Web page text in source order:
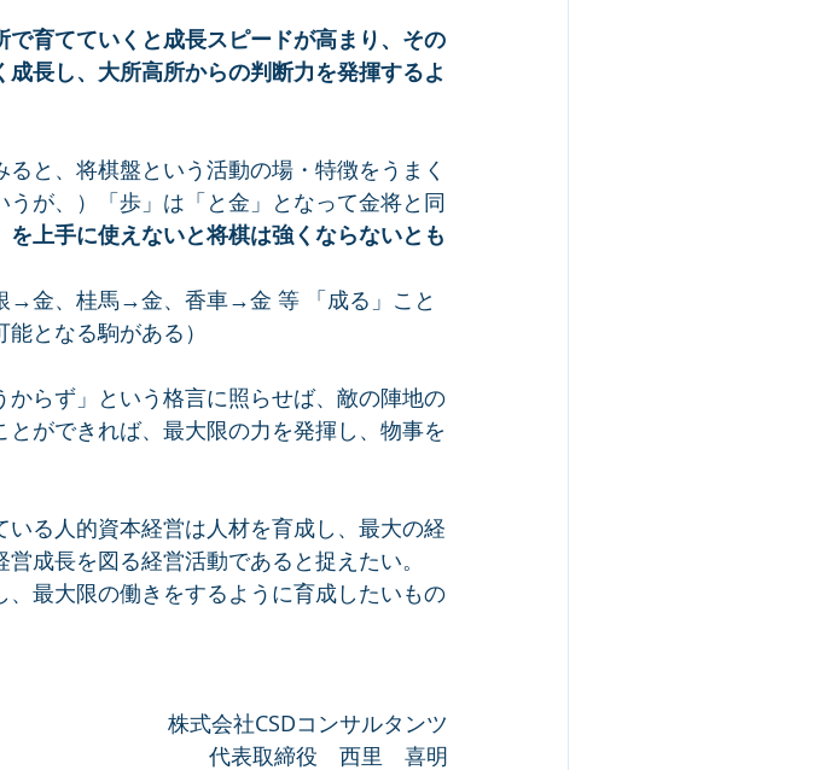
で育てていくと成長スピードが高まり、その
長し、大所高所からの判断力を発揮するよ
と、将棋盤という活動の場・特徴をうまく
が、）「歩」は「と金」となって金将と同
を上手に使えないと将棋は強くならないとも
金、桂馬→金、香車→金 等 「成る」こと
となる駒がある）
らず」という格言に照らせば、敵の陣地の
ができれば、最大限の力を発揮し、物事を
る人的資本経営は人材を育成し、最大の経
成長を図る経営活動であると捉えたい。
最大限の働きをするように育成したいもの
株式会社CSDコンサルタンツ
代表取締役　西里　喜明